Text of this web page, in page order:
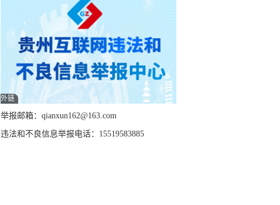
外链
举报邮箱：qianxun162@163.com
违法和不良信息举报电话：15519583885